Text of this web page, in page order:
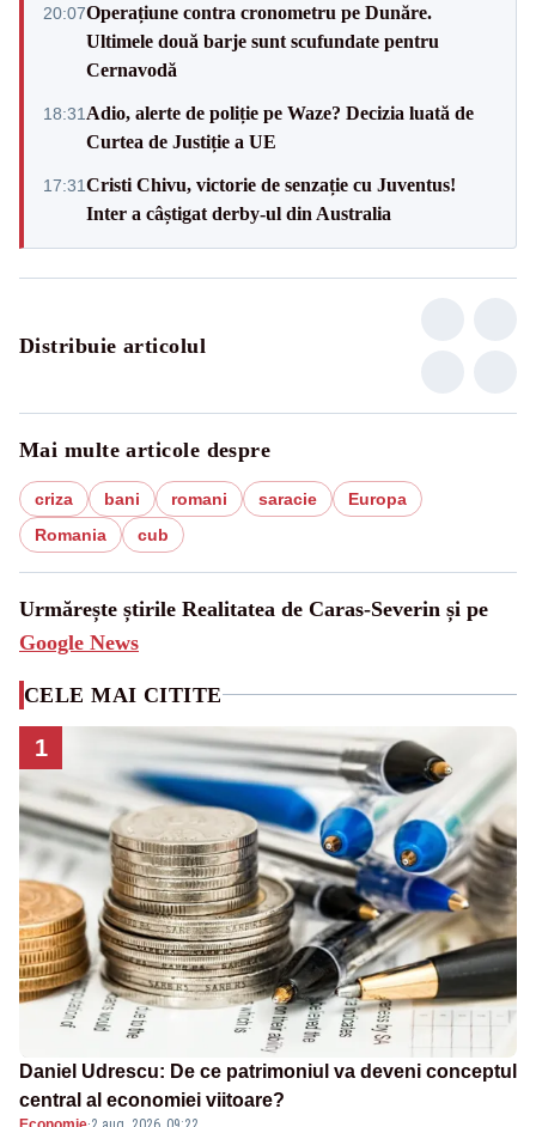
20:07Operațiune contra cronometru pe Dunăre.
Ultimele două barje sunt scufundate pentru
Cernavodă
18:31 Adio, alerte de poliție pe Waze? Decizia luată de
Curtea de Justiție a UE
17:31Cristi Chivu, victorie de senzație cu Juventus!
Inter a câștigat derby-ul din Australia
Distribuie articolul
Mai multe articole despre
criza bani romani saracie
Europa
Romania
cub
Urmărește știrile Realitatea de Caras-Severin și pe
Google News
CELE MAI CITITE
1
Daniel Udrescu: De ce patrimoniul va deveni conceptul
central al economiei viitoare?